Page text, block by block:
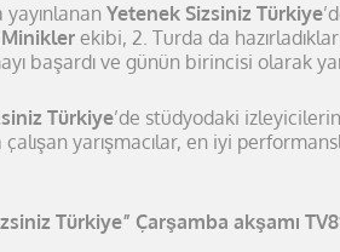
Yetenek Sizsiniz Türkiye
ekibi, 2. Turda da
başardı ve günün birincisi olarak
Türkiye’de stüdyodaki
yarışmacılar, en iyi
Türkiye” Çarşamba akşamı